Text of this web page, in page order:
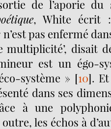
de l’aporie du
, White écrit
pas enfermé
multiplicité’, disait
est un égo-
système » [10].
dans ses
à une
outre, les échos à